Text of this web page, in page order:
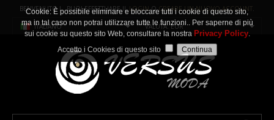
BENVENUTO ! PUOI EFFETTUARE ILLOGINOCREARE UN NUOVO ACCOUNT .
ITALIANO VALUTA: EUR
Cookie: È possibile eliminare e bloccare tutti i cookie di questo sito,
ma in tal caso non potrai utilizzare tutte le funzioni.. Per saperne di più
sui cookie su questo sito Web, consultare la nostra Privacy Policy.
Accetto i Cookies di questo sito